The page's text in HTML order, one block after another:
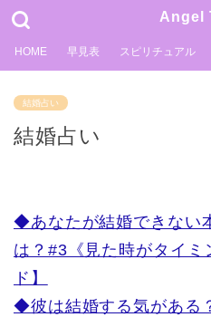
Angel
HOME 早見表 スピリチュアル
結婚占い
結婚占い
◆あなたが結婚できない
は？#3《見た時がタイミ
ド】
◆彼は結婚する気がある